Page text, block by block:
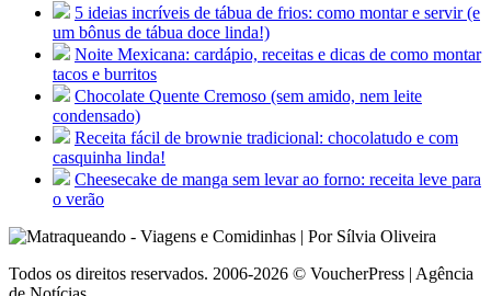
5 ideias incríveis de tábua de frios: como montar e servir (e
um bônus de tábua doce linda!)
Noite Mexicana: cardápio, receitas e dicas de como montar
tacos e burritos
Chocolate Quente Cremoso (sem amido, nem leite
condensado)
Receita fácil de brownie tradicional: chocolatudo e com
casquinha linda!
Cheesecake de manga sem levar ao forno: receita leve para
o verão
Todos os direitos reservados. 2006-2026 © VoucherPress | Agência